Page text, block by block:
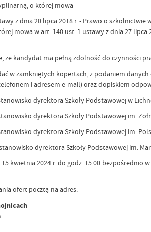
o której mowa
z dnia 20 lipca 2018 r. - Prawo o szkolnictwie
mowa w art. 140 ust. 1 ustawy z dnia 27 lipca
kandydat ma pełną zdolność do czynności
w zamkniętych kopertach, z podaniem
i adresem e-mail) oraz dopiskiem
dyrektora Szkoły Podstawowej w
dyrektora Szkoły Podstawowej im.
dyrektora Szkoły Podstawowej im.
dyrektora Szkoły Podstawowej im.
kwietnia 2024 r. do godz. 15.00 bezpośrednio
ofert pocztą na adres: